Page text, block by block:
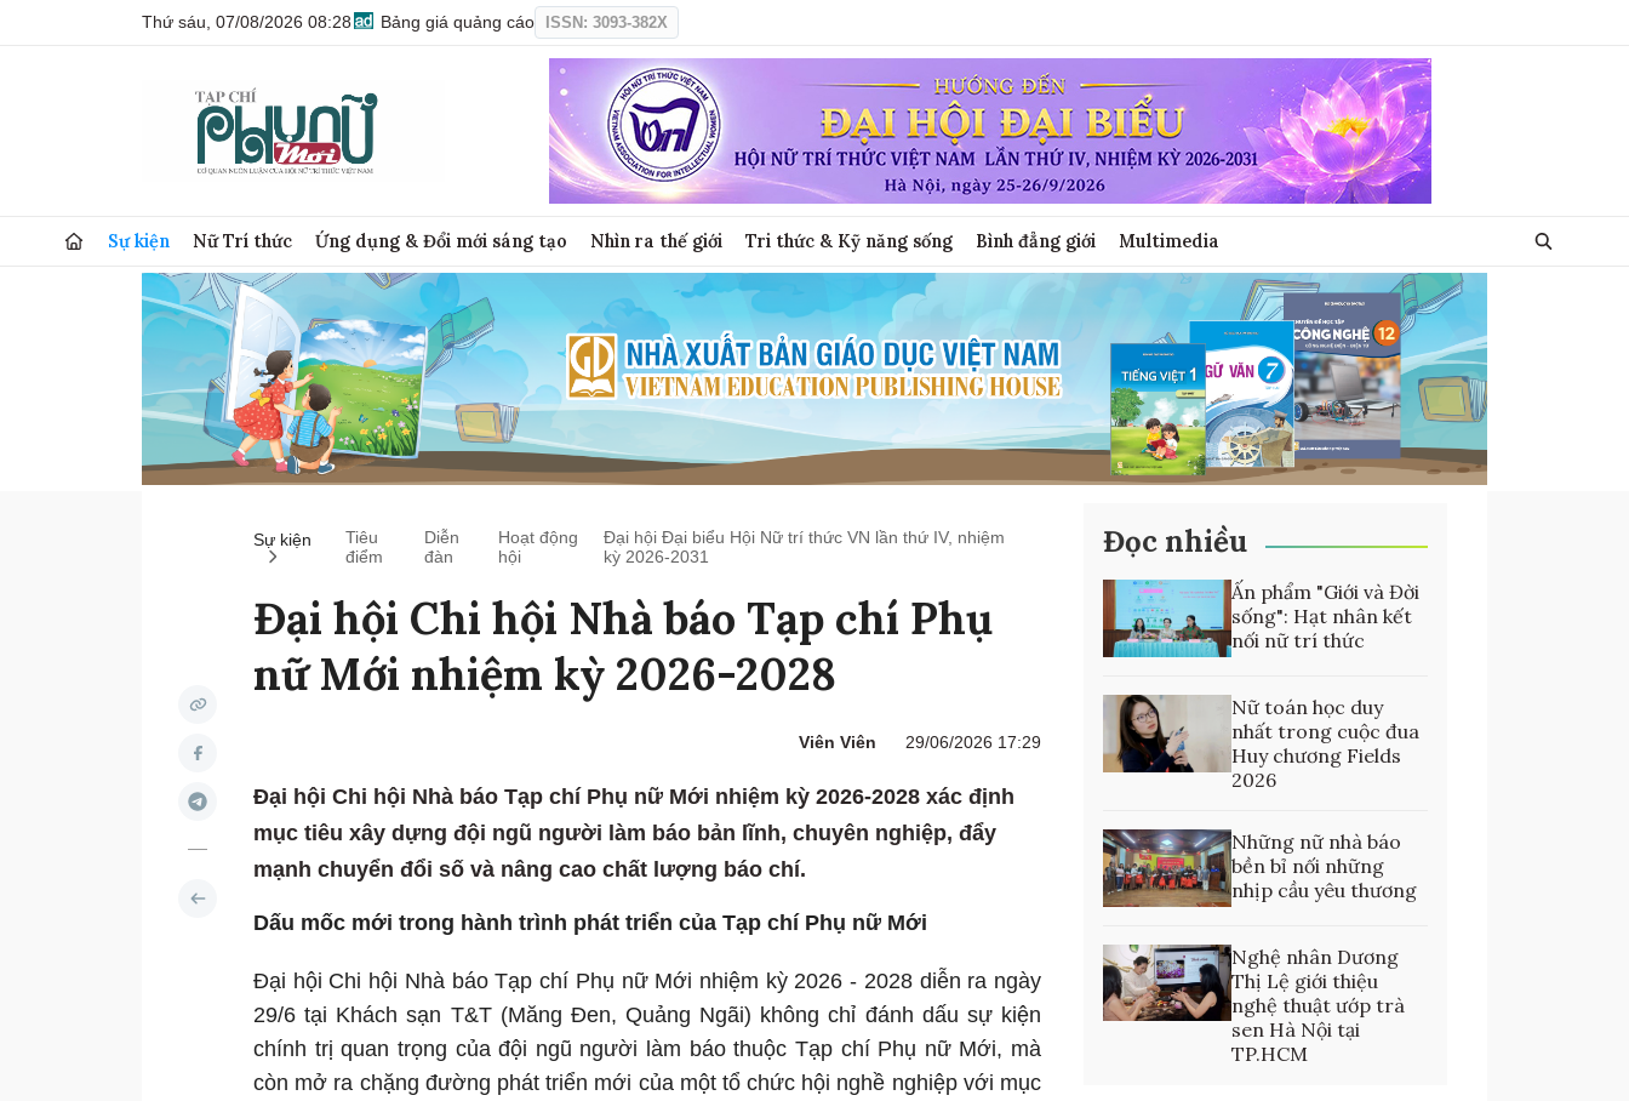
Thứ sáu, 07/08/2026 08:28 Bảng giá quảng cáo ISSN: 3093-382X
Sự kiện Nữ Trí thức Ứng dụng & Đổi mới sáng tạo Nhìn ra thế giới Tri thức & Kỹ năng sống Bình đẳng giới Multimedia
Sự kiện
Tiêu
điểm
Diễn
đàn
Hoạt động
hội
Đại hội Đại biểu Hội Nữ trí thức VN lần thứ IV, nhiệm
kỳ 2026-2031
Đại hội Chi hội Nhà báo Tạp chí Phụ
nữ Mới nhiệm kỳ 2026-2028
Viên Viên 29/06/2026 17:29
Đại hội Chi hội Nhà báo Tạp chí Phụ nữ Mới nhiệm kỳ 2026-2028 xác định
mục tiêu xây dựng đội ngũ người làm báo bản lĩnh, chuyên nghiệp, đẩy
mạnh chuyển đổi số và nâng cao chất lượng báo chí.
Dấu mốc mới trong hành trình phát triển của Tạp chí Phụ nữ Mới
Đại hội Chi hội Nhà báo Tạp chí Phụ nữ Mới nhiệm kỳ 2026 - 2028 diễn ra ngày
29/6 tại Khách sạn T&T (Măng Đen, Quảng Ngãi) không chỉ đánh dấu sự kiện
chính trị quan trọng của đội ngũ người làm báo thuộc Tạp chí Phụ nữ Mới, mà
còn mở ra chặng đường phát triển mới của một tổ chức hội nghề nghiệp với mục
Đọc nhiều
Ấn phẩm "Giới và Đời
sống": Hạt nhân kết
nối nữ trí thức
Nữ toán học duy
nhất trong cuộc đua
Huy chương Fields
2026
Những nữ nhà báo
bền bỉ nối những
nhịp cầu yêu thương
Nghệ nhân Dương
Thị Lệ giới thiệu
nghệ thuật ướp trà
sen Hà Nội tại
TP.HCM